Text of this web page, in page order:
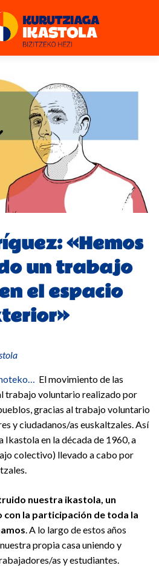
«Hemos
un trabajo
el espacio
El movimiento de las
trabajo voluntario realizado por
gracias al trabajo voluntario
y ciudadanos/as euskaltzales. Así
en la década de 1960, a
colectivo) llevado a cabo por
nuestra ikastola, un
la participación de toda la
. A lo largo de estos años
propia casa uniendo y
as y estudiantes.